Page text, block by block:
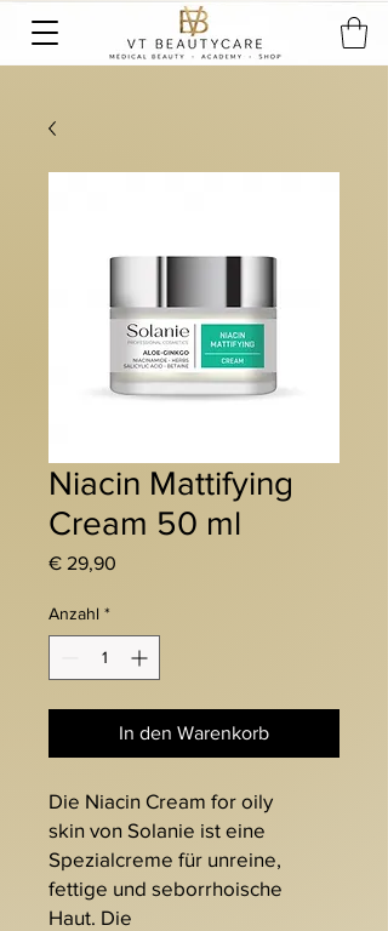
Niacin Mattifying
Cream 50 ml
€ 29,90
Anzahl *
In den Warenkorb
Die Niacin Cream for oily
skin von Solanie ist eine
Spezialcreme für unreine,
fettige und seborrhoische
Haut. Die